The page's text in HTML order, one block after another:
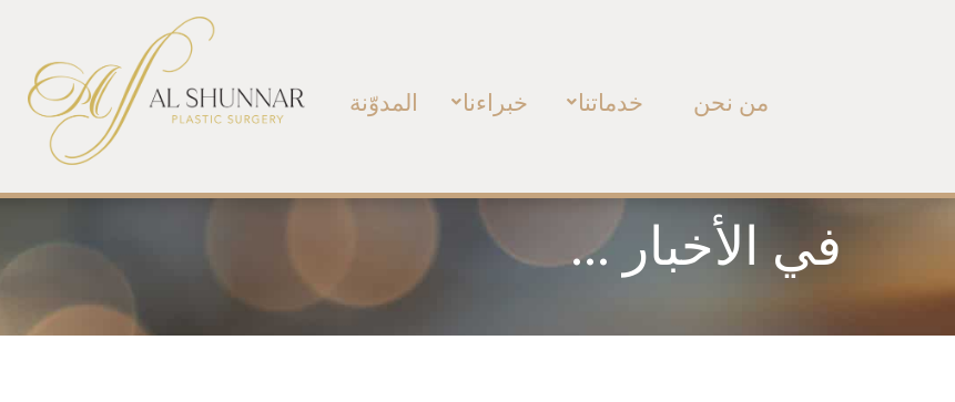
من نحن خدماتنا خبراءنا المدوّنة
في الأخبار ...